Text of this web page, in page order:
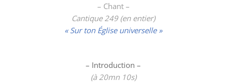
– Chant –
Cantique 249 (en entier)
« Sur ton Église universelle »
– Introduction –
(à 20mn 10s)